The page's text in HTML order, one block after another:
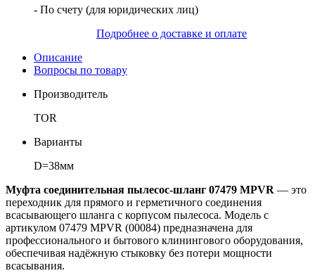
- По счету (для юридических лиц)
Подробнее о доставке и оплате
Описание
Вопросы по товару
Производитель
TOR
Варианты
D=38мм
Муфта соединительная пылесос-шланг 07479 MPVR — это
переходник для прямого и герметичного соединения
всасывающего шланга с корпусом пылесоса. Модель с
артикулом 07479 MPVR (00084) предназначена для
профессионального и бытового клинингового оборудования,
обеспечивая надёжную стыковку без потери мощности
всасывания.